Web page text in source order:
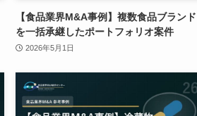
【食品業界M&A事例】複数食品ブランド
を一括承継したポートフォリオ案件
2026年5月1日